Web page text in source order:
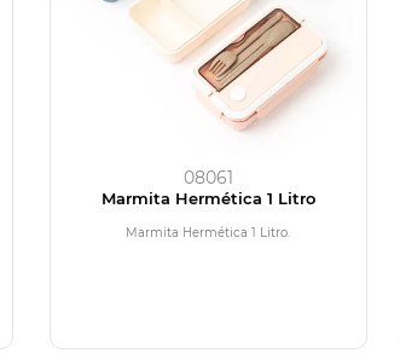
08061
Marmita Hermética 1 Litro
Marmita Hermética 1 Litro.